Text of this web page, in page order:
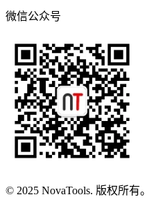
微信公众号
© 2025 NovaTools. 版权所有。